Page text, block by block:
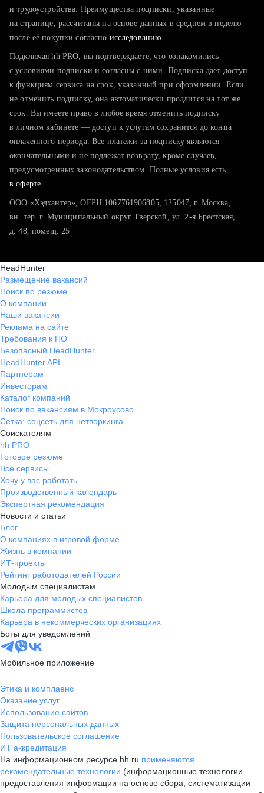
тратите много времени на поиск и вручную поднимаете
хотите сравнить себя с конкурентами и оценить шансы
и трудоустройства. Преимущества подписки, указанные
на странице, рассчитаны на основе данных в среднем в неделю
после её покупки согласно исследованию
Подключая hh PRO, вы подтверждаете, что ознакомились
с условиями подписки и согласны с ними. Подписка даёт доступ
к функциям сервиса на срок, указанный при оформлении. Если
не отменить подписку, она автоматически продлится на тот же
срок. Вы имеете право в любое время отменить подписку
в личном кабинете — доступ к услугам сохранится до конца
оплаченного периода. Все платежи за подписку являются
окончательными и не подлежат возврату, кроме случаев,
предусмотренных законодательством. Полные условия есть
в оферте
ООО «Хэдхантер», ОГРН 1067761906805, 125047, г. Москва,
вн. тер. г. Муниципальный округ Тверской, ул. 2-я Брестская,
д. 48, помещ. 25
HeadHunter
Размещение вакансий
Поиск по резюме
О компании
Наши вакансии
Реклама на сайте
Требования к ПО
Безопасный HeadHunter
HeadHunter API
Партнерам
Инвесторам
Каталог компаний
Поиск по вакансиям в Мокроусово
Сетка: соцсеть для нетворкинга
Соискателям
hh PRO
Готовое резюме
Все сервисы
Хочу у вас работать
Производственный календарь
Экспертная рекомендация
Новости и статьи
Блог
О компаниях в игровой форме
Жизнь в компании
ИТ-проекты
Рейтинг работодателей России
Молодым специалистам
Карьера для молодых специалистов
Школа программистов
Карьера в некоммерческих организациях
Боты для уведомлений
Мобильное приложение
Этика и комплаенс
Оказание услуг
Использование сайтов
Защита персональных данных
Пользовательское соглашение
ИТ аккредитация
На информационном ресурсе hh.ru применяются
рекомендательные технологии (информационные технологии
предоставления информации на основе сбора, систематизации